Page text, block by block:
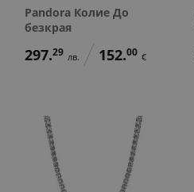
Pandora Колие До
безкрая
297.29 лв. 152.00 €